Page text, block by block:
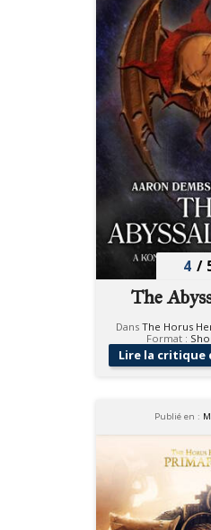
4 /
The
Dans The Horus
Format :
Lire la critique
Publié en :